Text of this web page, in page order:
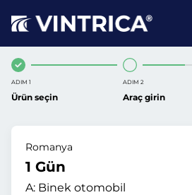
ADIM 1
Ürün seçin
ADIM 2
Araç girin
Romanya
1 Gün
A: Binek otomobil